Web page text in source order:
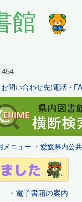
館
お問い合わせ先(電話・
メニュー ・ 愛媛県内公
・ 電子書籍の案内